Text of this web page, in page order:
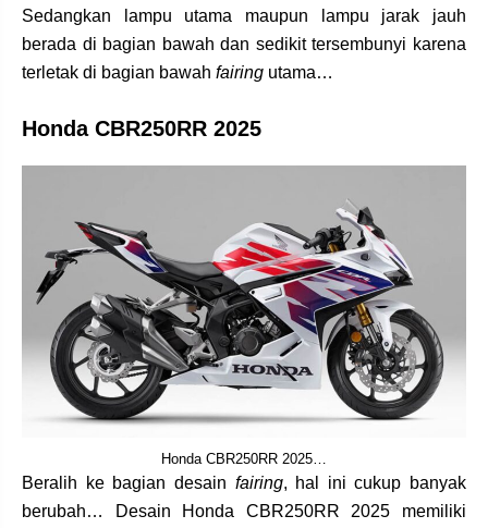
Sedangkan lampu utama maupun lampu jarak jauh
berada di bagian bawah dan sedikit tersembunyi karena
terletak di bagian bawah fairing utama…
Honda CBR250RR 2025
Honda CBR250RR 2025…
Beralih ke bagian desain fairing, hal ini cukup banyak
berubah… Desain Honda CBR250RR 2025 memiliki